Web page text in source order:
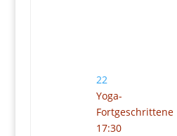
22
Yoga-
Fortgeschrittene
17:30